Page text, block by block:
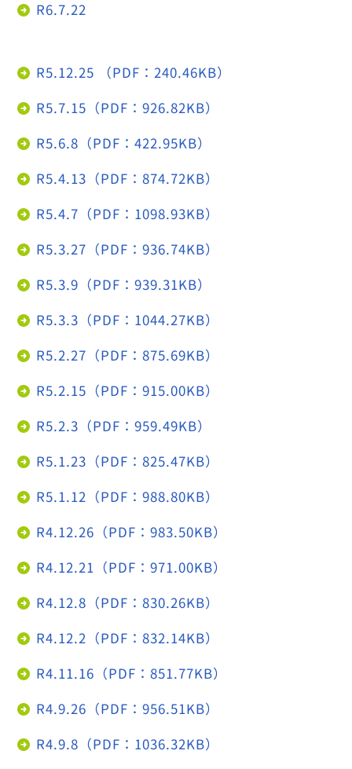
R6.7.22
R5.12.25 （PDF：240.46KB）
R5.7.15（PDF：926.82KB）
R5.6.8（PDF：422.95KB）
R5.4.13（PDF：874.72KB）
R5.4.7（PDF：1098.93KB）
R5.3.27（PDF：936.74KB）
R5.3.9（PDF：939.31KB）
R5.3.3（PDF：1044.27KB）
R5.2.27（PDF：875.69KB）
R5.2.15（PDF：915.00KB）
R5.2.3（PDF：959.49KB）
R5.1.23（PDF：825.47KB）
R5.1.12（PDF：988.80KB）
R4.12.26（PDF：983.50KB）
R4.12.21（PDF：971.00KB）
R4.12.8（PDF：830.26KB）
R4.12.2（PDF：832.14KB）
R4.11.16（PDF：851.77KB）
R4.9.26（PDF：956.51KB）
R4.9.8（PDF：1036.32KB）